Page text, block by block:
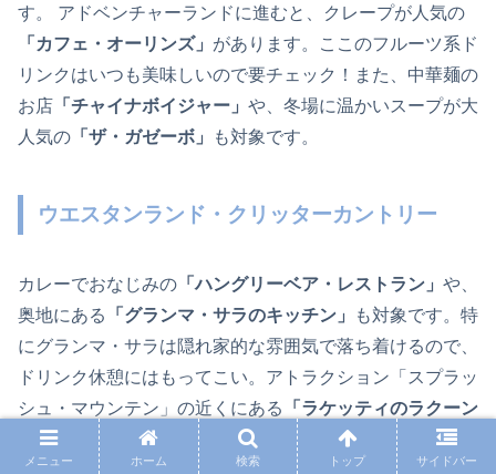
す。 アドベンチャーランドに進むと、クレープが人気の
「カフェ・オーリンズ」 があります。ここのフルーツ系ド
リンクはいつも美味しいので要チェック！また、中華麺の
お店 「チャイナボイジャー」 や、冬場に温かいスープが大
人気の 「ザ・ガゼーボ」 も対象です。
ウエスタンランド・クリッターカントリー
カレーでおなじみの 「ハングリーベア・レストラン」 や、
奥地にある
「グランマ・サラのキッチン」
も対象です。特
にグランマ・サラは隠れ家的な雰囲気で落ち着けるので、
ドリンク休憩にはもってこい。アトラクション「スプラッ
シュ・マウンテン」の近くにある
「ラケッティのラクーン
サルーン」
では、軽食と一緒にドリンクをもらうのが定番
コースですね。
メニュー ホーム 検索 トップ サイドバー